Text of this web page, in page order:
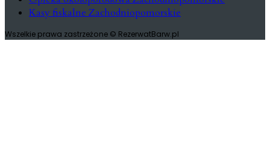
Kasy fiskalne Zachodniopomorskie
Wszelkie prawa zastrzeżone © RezerwatBarw.pl